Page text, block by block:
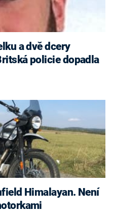
policie dopadla
Himalayan. Není